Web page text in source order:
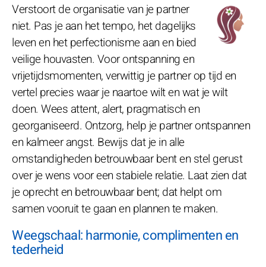
Verstoort de organisatie van je partner
niet. Pas je aan het tempo, het dagelijks
leven en het perfectionisme aan en bied
veilige houvasten. Voor ontspanning en
vrijetijdsmomenten, verwittig je partner op tijd en
vertel precies waar je naartoe wilt en wat je wilt
doen. Wees attent, alert, pragmatisch en
georganiseerd. Ontzorg, help je partner ontspannen
en kalmeer angst. Bewijs dat je in alle
omstandigheden betrouwbaar bent en stel gerust
over je wens voor een stabiele relatie. Laat zien dat
je oprecht en betrouwbaar bent; dat helpt om
samen vooruit te gaan en plannen te maken.
Weegschaal: harmonie, complimenten en
tederheid